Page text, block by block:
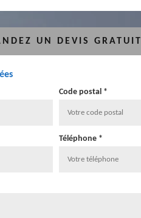
UN DEVIS GRATUIT
Code postal *
Téléphone *